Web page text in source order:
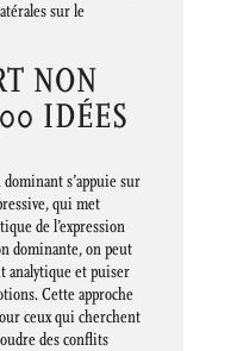
sur le
NON
IDÉES
s’appuie sur
qui met
de l’expression
dominante, on peut
analytique et puiser
Cette approche
ceux qui cherchent
des conflits